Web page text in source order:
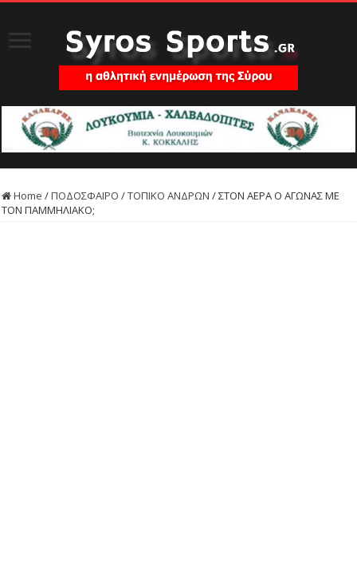
Home /ΠΟΔΟΣΦΑΙΡΟ /ΤΟΠΙΚΟ ΑΝΔΡΩΝ /ΣΤΟΝ ΑΕΡΑ Ο ΑΓΩΝΑΣ ΜΕ
ΤΟΝ ΠΑΜΜΗΛΙΑΚΟ;